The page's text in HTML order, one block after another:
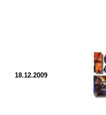
18.12.2009